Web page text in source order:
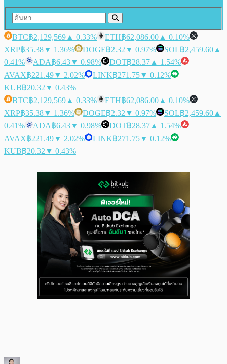
BTC฿2,129,569 ▲ 0.33% ETH฿62,086.00 ▲ 0.10%
XRP฿35.38▼ 1.36% DOGE฿2.32 ▼ 0.97% SOL฿2,459.60 ▲
0.41%
ADA฿6.43▼ 0.98% DOT฿28.37 ▲ 1.54%
AVAX฿221.49▼ 2.02% LINK฿271.75▼ 0.12%
KUB฿20.32 ▼ 0.43%
BTC฿2,129,569 ▲ 0.33% ETH฿62,086.00 ▲ 0.10%
XRP฿35.38▼ 1.36% DOGE฿2.32 ▼ 0.97% SOL฿2,459.60 ▲
0.41%
ADA฿6.43▼ 0.98% DOT฿28.37 ▲ 1.54%
AVAX฿221.49▼ 2.02% LINK฿271.75▼ 0.12%
KUB฿20.32 ▼ 0.43%